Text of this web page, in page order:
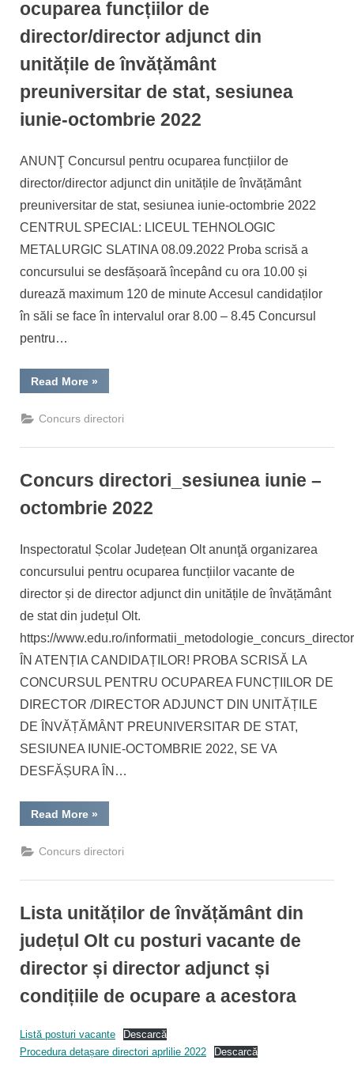
ocuparea funcțiilor de
director/director adjunct din
unitățile de învățământ
preuniversitar de stat, sesiunea
iunie-octombrie 2022
ANUNŢ Concursul pentru ocuparea funcțiilor de
director/director adjunct din unitățile de învățământ
preuniversitar de stat, sesiunea iunie-octombrie 2022
CENTRUL SPECIAL: LICEUL TEHNOLOGIC
METALURGIC SLATINA 08.09.2022 Proba scrisă a
concursului se desfășoară începând cu ora 10.00 și
durează maximum 120 de minute Accesul candidaților
în săli se face în intervalul orar 8.00 – 8.45 Concursul
pentru…
Read More“Anunt
privind
pentru
ocuparea
de
din
de
învățământ
stat,
sesiunea
iunie-
octombrie
2022”
»
Concurs directori
Concurs directori_sesiunea iunie –
octombrie 2022
on
Inspectoratul Școlar Județean Olt anunţă organizarea
concursului pentru ocuparea funcțiilor vacante de
director și de director adjunct din unitățile de învățământ
de stat din județul Olt.
https://www.edu.ro/
ÎN ATENȚIA CANDIDAȚILOR! PROBA SCRISĂ LA
CONCURSUL PENTRU OCUPAREA FUNCȚIILOR DE
DIRECTOR /DIRECTOR ADJUNCT DIN UNITĂȚILE
DE ÎNVĂȚĂMÂNT PREUNIVERSITAR DE STAT,
SESIUNEA IUNIE-OCTOMBRIE 2022, SE VA
DESFĂȘURA ÎN…
Read More“Concurs
directori_sesiunea
–
octombrie
»
Concurs directori
Lista unităților de învățământ din
județul Olt cu posturi vacante de
director și director adjunct și
condițiile de ocupare a acestora
Posted
on
01/04/2022
By
Management institutional Inspector
Listă posturi vacante
Descarcă
Procedura detașare directori aprlilie 2022
Descarcă